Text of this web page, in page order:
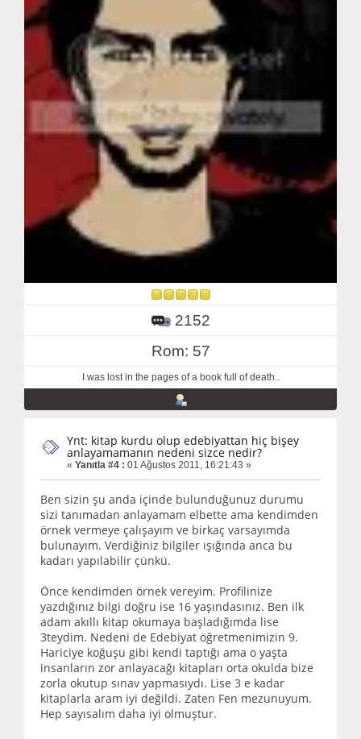
2152
Rom: 57
I was lost in the pages of a book full of death..
Ynt: kitap kurdu olup edebiyattan hiç bişey
anlayamamanın nedeni sizce nedir?
« Yanıtla #4 : 01 Ağustos 2011, 16:21:43 »
Ben sizin şu anda içinde bulunduğunuz durumu
sizi tanımadan anlayamam elbette ama kendimden
örnek vermeye çalışayım ve birkaç varsayımda
bulunayım. Verdiğiniz bilgiler ışığında anca bu
kadarı yapılabilir çünkü.
Önce kendimden örnek vereyim. Profilinize
yazdığınız bilgi doğru ise 16 yaşındasınız. Ben ilk
adam akıllı kitap okumaya başladığımda lise
3teydim. Nedeni de Edebiyat öğretmenimizin 9.
Hariciye koğuşu gibi kendi taptığı ama o yaşta
insanların zor anlayacağı kitapları orta okulda bize
zorla okutup sınav yapmasıydı. Lise 3 e kadar
kitaplarla aram iyi değildi. Zaten Fen mezunuyum.
Hep sayısalım daha iyi olmuştur.